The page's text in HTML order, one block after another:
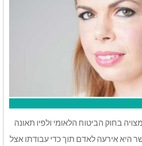
בחוק הביטוח הלאומי ולפיו תאונה
היא אירעה לאדם תוך כדי עבודתו אצל